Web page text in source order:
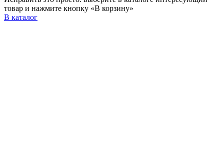
товар и нажмите кнопку «В корзину»
В каталог